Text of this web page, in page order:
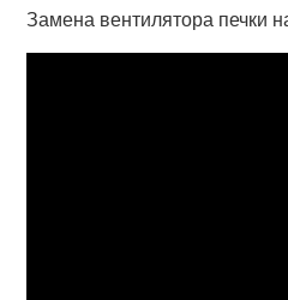
Замена вентилятора печки